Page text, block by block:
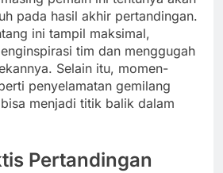
pada hasil akhir pertandingan.
ini tampil maksimal,
tim dan menggugah
Selain itu, momen-
penyelamatan gemilang
menjadi titik balik dalam
Pertandingan